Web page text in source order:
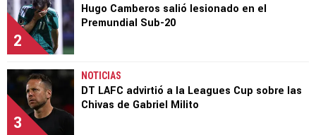
2
Hugo Camberos salió lesionado en el
Premundial Sub-20
3
NOTICIAS
DT LAFC advirtió a la Leagues Cup sobre las
Chivas de Gabriel Milito